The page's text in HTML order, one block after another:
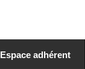
Espace adhérent